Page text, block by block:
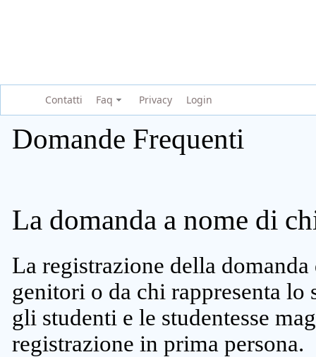
Contatti Faq Privacy Login
Domande Frequenti
La domanda a nome di
La registrazione della
genitori o da chi rappresenta lo
gli studenti e le studentesse
registrazione in prima persona.